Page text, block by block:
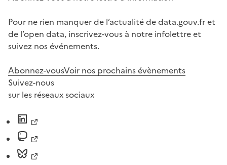
Pour ne rien manquer de l’actualité de data.gouv.fr et
de l’open data, inscrivez-vous à notre infolettre et
suivez nos événements.
Abonnez-vousVoir nos prochains évènements
Suivez-nous
sur les réseaux sociaux